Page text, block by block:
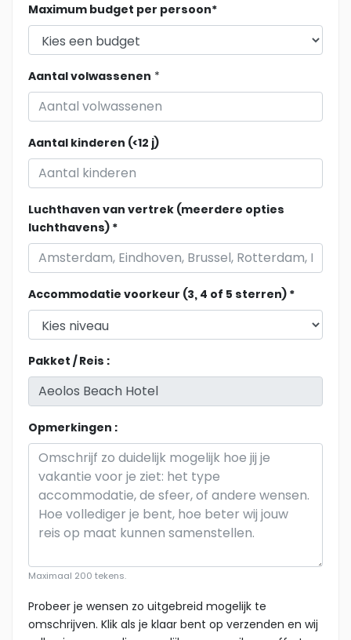
Maximum budget per persoon*
Aantal volwassenen *
Aantal kinderen (<12 j)
Luchthaven van vertrek (meerdere opties
luchthavens) *
Accommodatie voorkeur (3, 4 of 5 sterren) *
Pakket / Reis :
Opmerkingen :
Maximaal 200 tekens.
Probeer je wensen zo uitgebreid mogelijk te
omschrijven. Klik als je klaar bent op verzenden en wij